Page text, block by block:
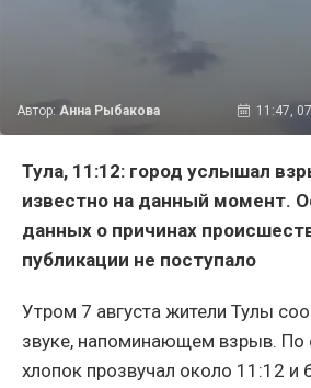
Автор: Анна Рыбакова 11:47,
Тула, 11:12: город услышал
известно на данный момент.
данных о причинах
публикации не поступало
Утром 7 августа жители Тулы
звуке, напоминающем взрыв. По
хлопок прозвучал около 11:12 и